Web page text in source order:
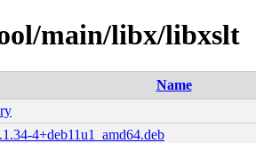
main/libx/libxslt
Name
4+deb11u1_amd64.deb